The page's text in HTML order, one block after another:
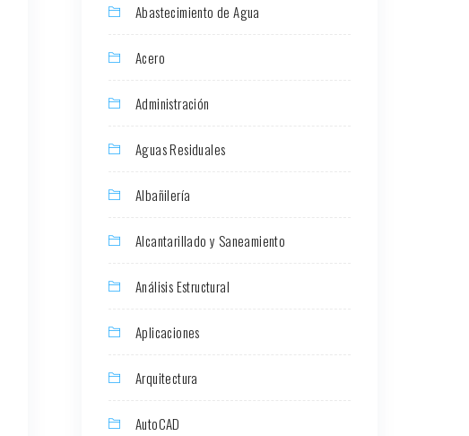
Abastecimiento de Agua
Acero
Administración
Aguas Residuales
Albañilería
Alcantarillado y Saneamiento
Análisis Estructural
Aplicaciones
Arquitectura
AutoCAD